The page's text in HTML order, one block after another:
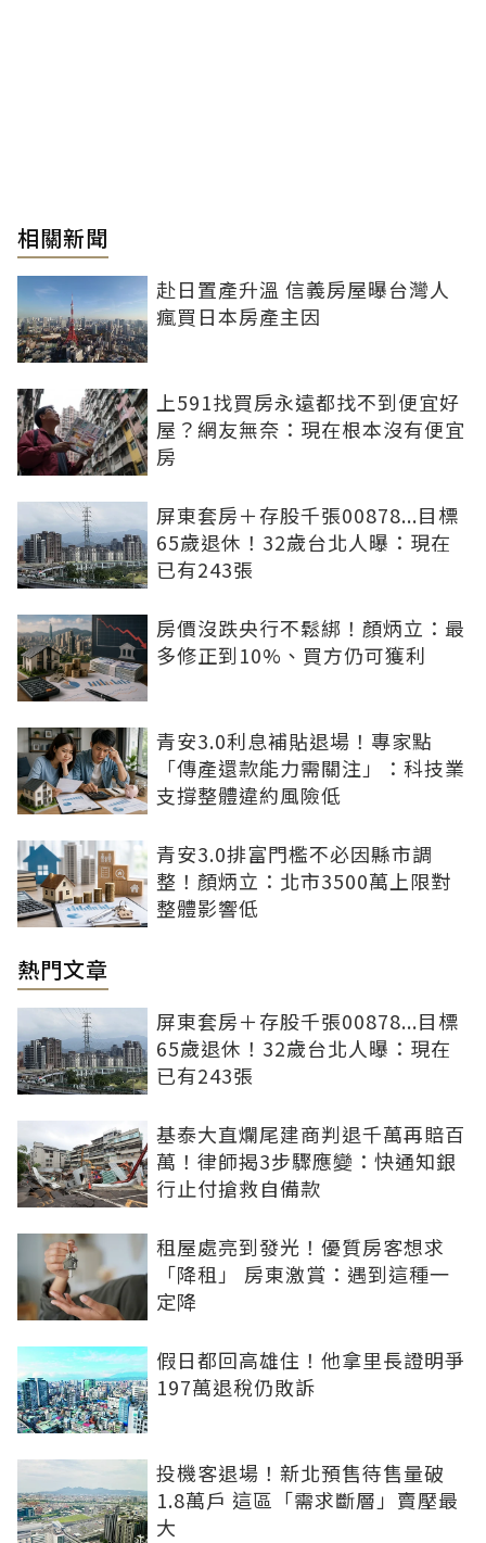
相關新聞
赴日置產升溫 信義房屋曝台灣人
瘋買日本房產主因
上591找買房永遠都找不到便宜好
屋？網友無奈：現在根本沒有便宜
房
屏東套房＋存股千張00878...目標
65歲退休！32歲台北人曝：現在
已有243張
房價沒跌央行不鬆綁！顏炳立：最
多修正到10%、買方仍可獲利
青安3.0利息補貼退場！專家點
「傳產還款能力需關注」：科技業
支撐整體違約風險低
青安3.0排富門檻不必因縣市調
整！顏炳立：北市3500萬上限對
整體影響低
熱門文章
屏東套房＋存股千張00878...目標
65歲退休！32歲台北人曝：現在
已有243張
基泰大直爛尾建商判退千萬再賠百
萬！律師揭3步驟應變：快通知銀
行止付搶救自備款
租屋處亮到發光！優質房客想求
「降租」 房東激賞：遇到這種一
定降
假日都回高雄住！他拿里長證明爭
197萬退稅仍敗訴
投機客退場！新北預售待售量破
1.8萬戶 這區「需求斷層」賣壓最
大